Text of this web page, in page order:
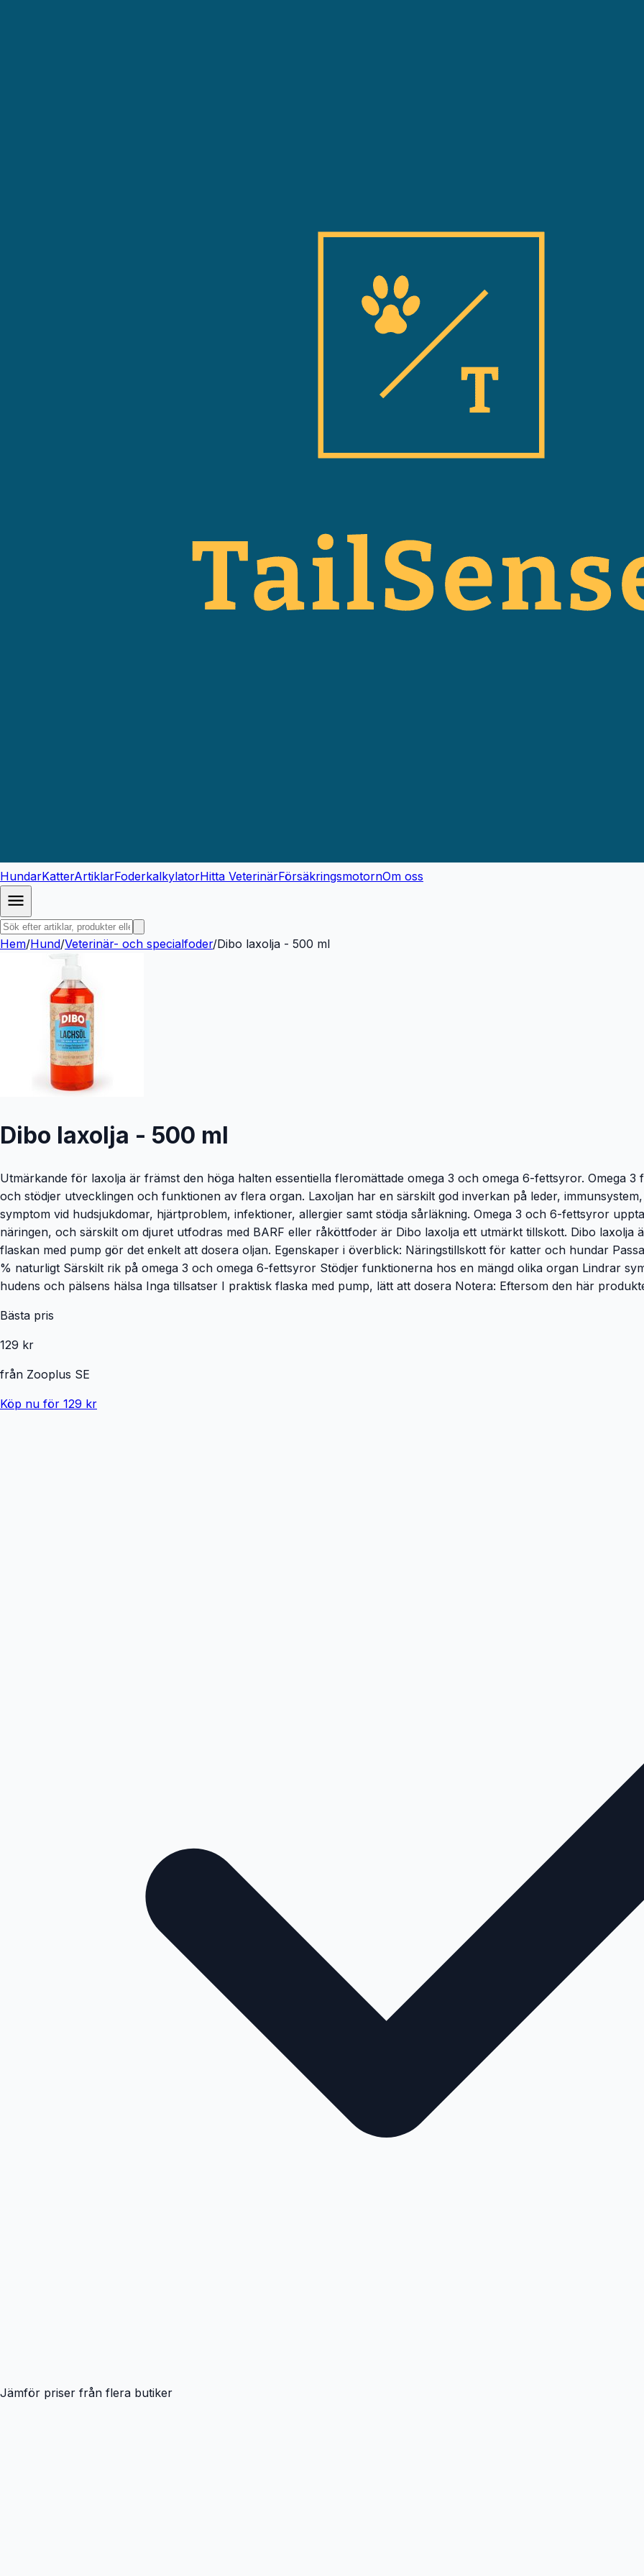
HundarKatterArtiklarFoderkalkylatorHitta VeterinärFörsäkringsmotornOm oss
Hem/Hund/Veterinär- och specialfoder/Dibo laxolja - 500 ml
Dibo laxolja - 500 ml
Utmärkande för laxolja är främst den höga halten essentiella fleromättade omega 3 och omega 6-fettsyror. Omega
och stödjer utvecklingen och funktionen av flera organ. Laxoljan har en särskilt god inverkan på leder,
symptom vid hudsjukdomar, hjärtproblem, infektioner, allergier samt stödja sårläkning. Omega 3 och 6-fettsyror
näringen, och särskilt om djuret utfodras med BARF eller råköttfoder är Dibo laxolja ett utmärkt tillskott. Dibo
flaskan med pump gör det enkelt att dosera oljan. Egenskaper i överblick: Näringstillskott för katter och hundar
% naturligt Särskilt rik på omega 3 och omega 6-fettsyror Stödjer funktionerna hos en mängd olika organ Lindrar
hudens och pälsens hälsa Inga tillsatser I praktisk flaska med pump, lätt att dosera Notera: Eftersom den här
Bästa pris
129 kr
från Zooplus SE
Köp nu för 129 kr
Jämför priser från flera butiker